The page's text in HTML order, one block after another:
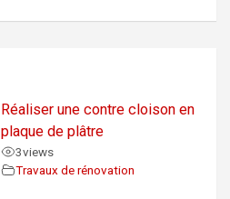
Réaliser une contre cloison en
plaque de plâtre
3views
Travaux de rénovation